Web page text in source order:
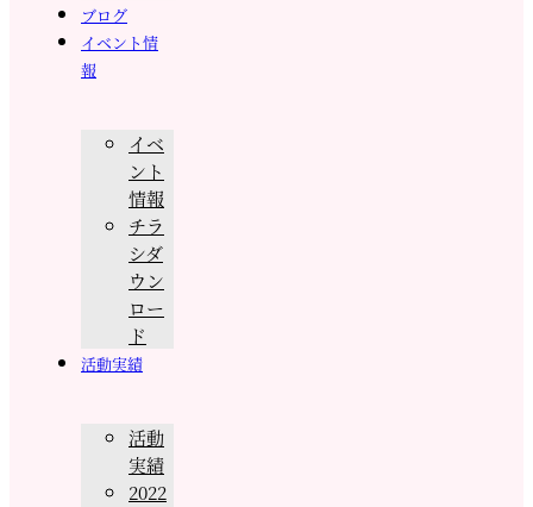
ブログ
イベント情
報
イベ
ント
情報
チラ
シダ
ウン
ロー
ド
活動実績
活動
実績
2022